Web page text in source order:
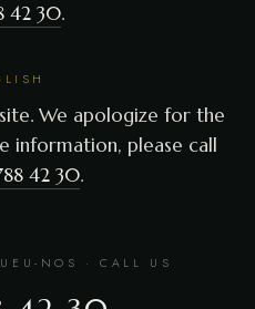
42 30.
We apologize for the
information, please call
42 30.
NOS · CALL US